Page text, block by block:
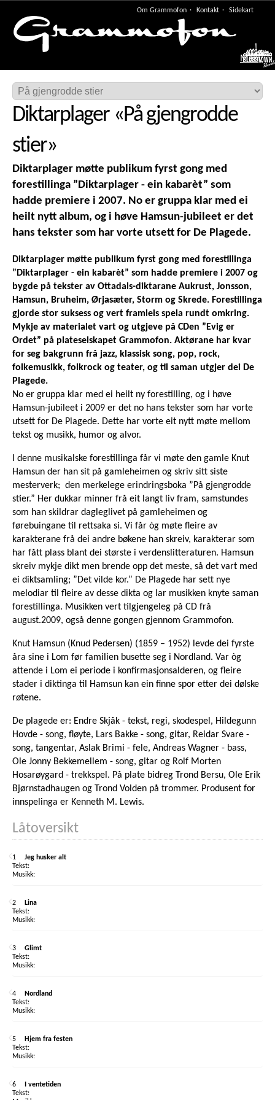
Om Grammofon Kontakt Sidekart
Meny
Diktarplager«På gjengrodde
stier»
Diktarplager møtte publikum fyrst gong med
forestillinga ”Diktarplager - ein kabarèt” som
hadde premiere i 2007. No er gruppa klar med ei
heilt nytt album, og i høve Hamsun-jubileet er det
hans tekster som har vorte utsett for De Plagede.
Diktarplager møtte publikum fyrst gong med forestillinga
”Diktarplager - ein kabarèt” som hadde premiere i 2007 og
bygde på tekster av Ottadals-diktarane Aukrust, Jonsson,
Hamsun, Bruheim, Ørjasæter, Storm og Skrede. Forestillinga
gjorde stor suksess og vert framleis spela rundt omkring.
Mykje av materialet vart og utgjeve på CDen ”Evig er
Ordet” på plateselskapet Grammofon. Aktørane har kvar
for seg bakgrunn frå jazz, klassisk song, pop, rock,
folkemusikk, folkrock og teater, og til saman utgjer dei De
Plagede.
No er gruppa klar med ei heilt ny forestilling, og i høve
Hamsun-jubileet i 2009 er det no hans tekster som har vorte
utsett for De Plagede. Dette har vorte eit nytt møte mellom
tekst og musikk, humor og alvor.
I denne musikalske forestillinga får vi møte den gamle Knut
Hamsun der han sit på gamleheimen og skriv sitt siste
mesterverk; den merkelege erindringsboka ”På gjengrodde
stier.” Her dukkar minner frå eit langt liv fram, samstundes
som han skildrar dagleglivet på gamleheimen og
førebuingane til rettsaka si. Vi får òg møte fleire av
karakterane frå dei andre bøkene han skreiv, karakterar som
har fått plass blant dei største i verdenslitteraturen. Hamsun
skreiv mykje dikt men brende opp det meste, så det vart med
ei diktsamling; ”Det vilde kor.” De Plagede har sett nye
melodiar til fleire av desse dikta og lar musikken knyte saman
forestillinga. Musikken vert tilgjengeleg på CD frå
august.2009, også denne gongen gjennom Grammofon.
Knut Hamsun (Knud Pedersen) (1859 – 1952) levde dei fyrste
åra sine i Lom før familien busette seg i Nordland. Var òg
attende i Lom ei periode i konfirmasjonsalderen, og fleire
stader i diktinga til Hamsun kan ein finne spor etter dei dølske
røtene.
De plagede er: Endre Skjåk - tekst, regi, skodespel, Hildegunn
Hovde - song, fløyte, Lars Bakke - song, gitar, Reidar Svare -
song, tangentar, Aslak Brimi - fele, Andreas Wagner - bass,
Ole Jonny Bekkemellem - song, gitar og Rolf Morten
Hosarøygard - trekkspel. På plate bidreg Trond Bersu, Ole Erik
Bjørnstadhaugen og Trond Volden på trommer. Produsent for
innspelinga er Kenneth M. Lewis.
Låtoversikt
1 Jeg husker alt
2 Lina
3 Glimt
4 Nordland
5 Hjem fra festen
6 I ventetiden